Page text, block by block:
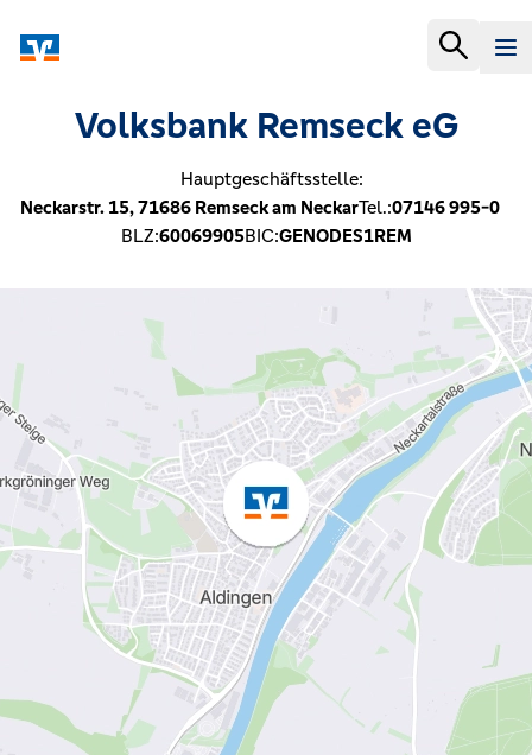
Volksbank Remseck eG
Hauptgeschäftsstelle:
Neckarstr. 15,71686 Remseck am NeckarTel.:07146 995-0
BLZ:60069905BIC:GENODES1REM